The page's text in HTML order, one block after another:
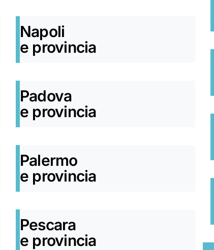
Napoli
e provincia
Padova
e provincia
Palermo
e provincia
Pescara
e provincia